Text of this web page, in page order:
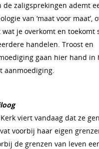
de zaligsprekingen ademt
van ‘maat voor maat’,
wat je overkomt en toekomt
handelen. Troost en
gaan hier hand in
aanmoediging.
viert vandaag dat ze
voorbij haar eigen
de grenzen van leven